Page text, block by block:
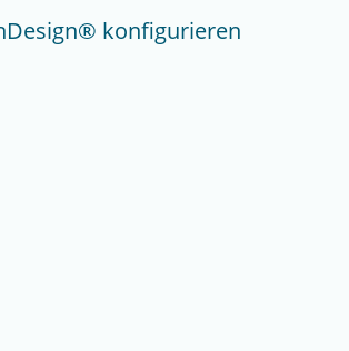
konfigurieren